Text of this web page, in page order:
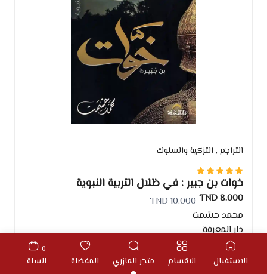
الاستقبال الاقسام متجر المازري المفضلة
0
السلة
التراجم , التزكية والسلوك
خوات بن جبير : في ظلال التربية النبوية
8.000 TND
10.000 TND
محمد حشمت
دار المعرفة